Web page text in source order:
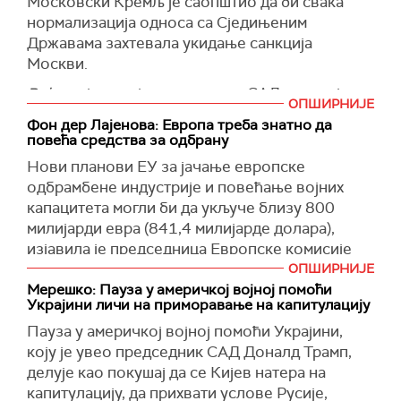
набавку система ПВО који штите украјинске
градове и спасавају хиљаде живота.
"Радимо на томе да се ова подршка настави
док се у потпуности не постигне мировни
споразум, али наглашавам да је то могуће само
под условима Украјине као земље жртве",
закључио је Шмигаљ.
(Танјуг/РБК Украјина)
(Reuters)
другог да уместо њих решава фундаменталне
међународне изазове.
"Сада је време да Европа пређе са речи на
дела", навео је Фијала.
(Reuters, X)
(ABC news)
нормализација односа са Сједињеним
Државама захтевала укидање санкција
Москви.
Ројтерс
је раније известио да САД спремају
план за потенцијално ублажавање санкција
Русији, јер председник Доналд Трамп настоји
да обнови везе са Москвом и заустави рат у
Украјини.
Портпарол Кремља Дмитриј Песков рекао је
да је прерано коментарисати извештај,
поновивши да је став Москве да су санкције
против ње незаконите.
Песков је, такође, истакао да ако САД заиста
обуставе војну помоћ Украјини, то би могло
натерати Кијев на мировне преговоре.
(Reuters)
ОПШИРНИЈЕ
Фон дер Лајенова: Европа треба знатно да
повећа средства за одбрану
Нови планови ЕУ за јачање европске
одбрамбене индустрије и повећање војних
капацитета могли би да укључе близу 800
милијарди евра (841,4 милијарде долара),
изјавила је председница Европске комисије
Урсула фон дер Лајен.
Говорећи на конференцији за новинаре, Фон
дер Лајенова је рекла да ЕУ треба да знатно
повећа потрошњу за одбрану.
"Желимо трајни мир, али трајни мир се може
изградити само на снази, а снага почиње
ОПШИРНИЈЕ
Мерешко: Пауза у америчкој војној помоћи
Украјини личи на приморавање на капитулацију
Пауза у америчкој војној помоћи Украјини,
коју је увео председник САД Доналд Трамп,
делује као покушај да се Кијев натера на
капитулацију, да прихвати услове Русије,